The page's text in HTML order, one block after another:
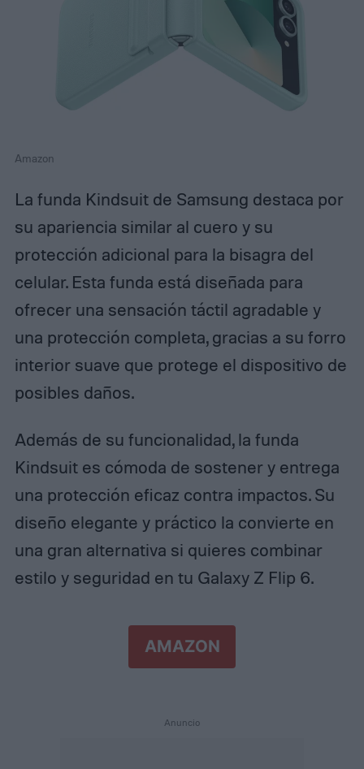
Amazon
La funda Kindsuit de Samsung destaca por
su apariencia similar al cuero y su
protección adicional para la bisagra del
celular. Esta funda está diseñada para
ofrecer una sensación táctil agradable y
una protección completa, gracias a su forro
interior suave que protege el dispositivo de
posibles daños.
Además de su funcionalidad, la funda
Kindsuit es cómoda de sostener y entrega
una protección eficaz contra impactos. Su
diseño elegante y práctico la convierte en
una gran alternativa si quieres combinar
estilo y seguridad en tu Galaxy Z Flip 6.
AMAZON